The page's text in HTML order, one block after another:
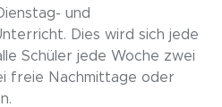
und
Dies wird sich jede
Schüler jede Woche zwei
freie Nachmittage oder